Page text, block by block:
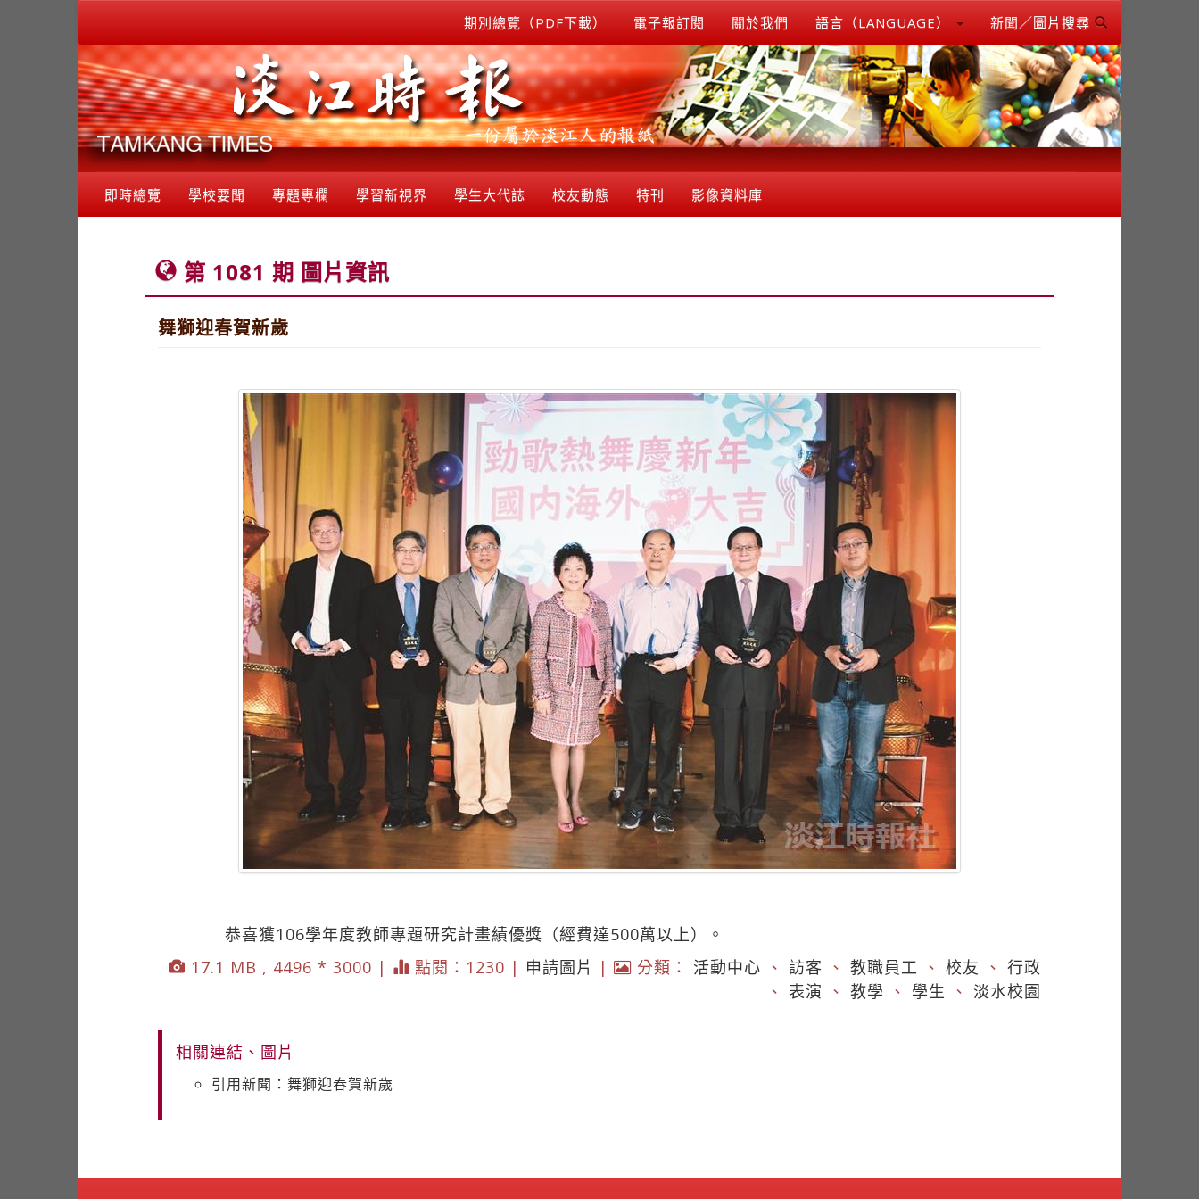
期別總覽（PDF下載） 電子報訂閱 關於我們 語言（LANGUAGE） 新聞／圖片搜尋
即時總覽 學校要聞 專題專欄 學習新視界 學生大代誌 校友動態 特刊 影像資料庫
第 1081 期 圖片資訊
舞獅迎春賀新歲
恭喜獲106學年度教師專題研究計畫績優獎（經費達500萬以上）。
17.1 MB , 4496 * 3000 |
點閱：1230 | 申請圖片 | 分類： 活動中心 、 訪客 、 教職員工 、 校友 、 行政
、 表演 、 教學 、 學生 、 淡水校園
相關連結、圖片
引用新聞：舞獅迎春賀新歲